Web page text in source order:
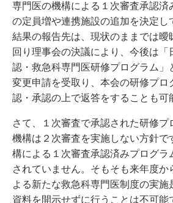
専門医の機構による１次審査承認済
の定員増や連携施設の追加を決定し
結果の報告先は、現状のままでは曖
回り理事会の決議により、今後は「
認・救急科専門医研修プログラム」
変更申請を受取り、本会の研修プロ
認・承認の上で返答をすることも可
さて、１次審査で承認された研修プ
機構は２次審査を実施しない方針で
構による１次審査承認済みプログラ
されていません。そもそも来年度か
よる新たな救急科専門医制度の実施
資料を開示せずに行うことは不可能